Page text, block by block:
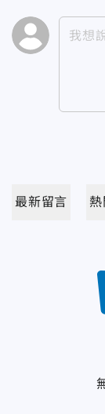
最新留言